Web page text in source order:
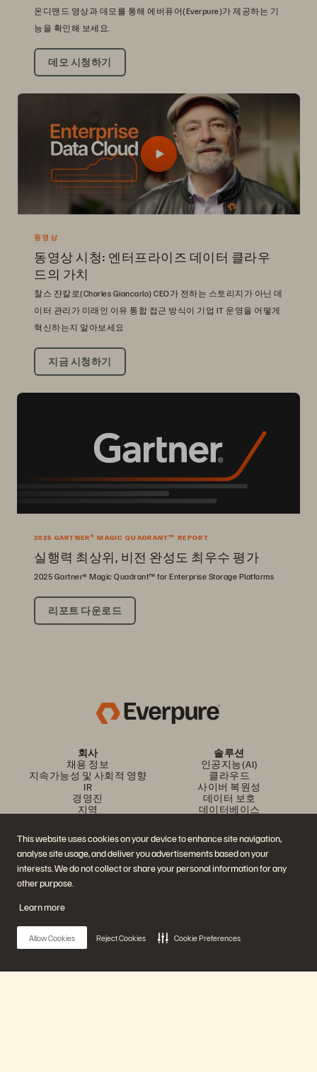
This website uses cookies on your device to enhance site navigation,
analyse site usage, and deliver you advertisements based on your
interests. We do not collect or share your personal information for any
other purpose.
Learn more
Allow Cookies Reject Cookies Cookie Preferences
온디맨드 영상과 데모를 통해 에버퓨어(Everpure)가 제공하는 기
능을 확인해 보세요.
데모 시청하기
동영상
동영상 시청: 엔터프라이즈 데이터 클라우
드의 가치
찰스 쟌칼로(Charles Giancarlo) CEO가 전하는 스토리지가 아닌 데
이터 관리가 미래인 이유 통합 접근 방식이 기업 IT 운영을 어떻게
혁신하는지 알아보세요
지금 시청하기
2025 GARTNER® MAGIC QUADRANT™ REPORT
실행력 최상위, 비전 완성도 최우수 평가
2025 Gartner® Magic Quadrant™ for Enterprise Storage Platforms
리포트 다운로드
회사
채용 정보
지속가능성 및 사회적 영향
IR
경영진
지역
솔루션
인공지능(AI)
클라우드
사이버 복원성
데이터 보호
데이터베이스
엔터프라이즈 데이터 클라우
드
에버퓨어 플랫폼
(Evergreen//One)
플래시블레이드(FlashBlade)
드//EXA(FlashBlade//EXA)
리얼타임 엔터프라이즈 파일
파트너 개요
파트너 센터
파트너 인증